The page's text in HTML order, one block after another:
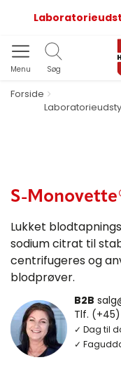
Menu Søg
Forside
S-
Lukket
sodium citrat til
centrifugeres og
blodprøver.
B2B
Tlf. (+45)
✓ Dag til
✓